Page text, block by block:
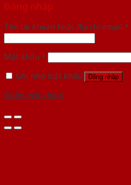
Đăng nhập
Tên tài khoản hoặc địa chỉ email *
Mật khẩu *
Ghi nhớ mật khẩu
Đăng nhập
Quên mật khẩu?